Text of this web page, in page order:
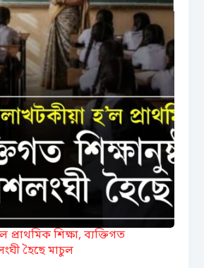
শিক্ষা, ব্যক্তিগত
হৈছে মাচুল